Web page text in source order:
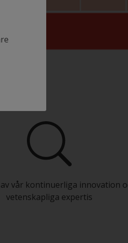
vår kontinuerliga innovation
vetenskapliga expertis